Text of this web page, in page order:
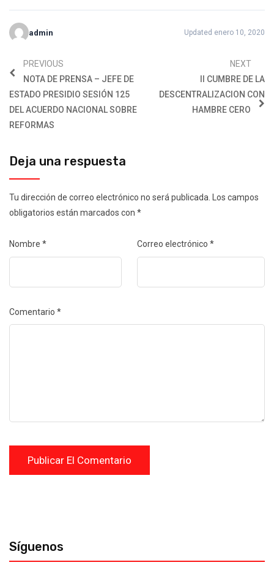
admin Updated enero 10, 2020
PREVIOUS
NOTA DE PRENSA – JEFE DE
ESTADO PRESIDIO SESIÓN 125
DEL ACUERDO NACIONAL SOBRE
REFORMAS
NEXT
II CUMBRE DE LA
DESCENTRALIZACION CON
HAMBRE CERO
Deja una respuesta
Tu dirección de correo electrónico no será publicada.
Los campos
obligatorios están marcados con *
Nombre * Correo electrónico *
Comentario *
Síguenos